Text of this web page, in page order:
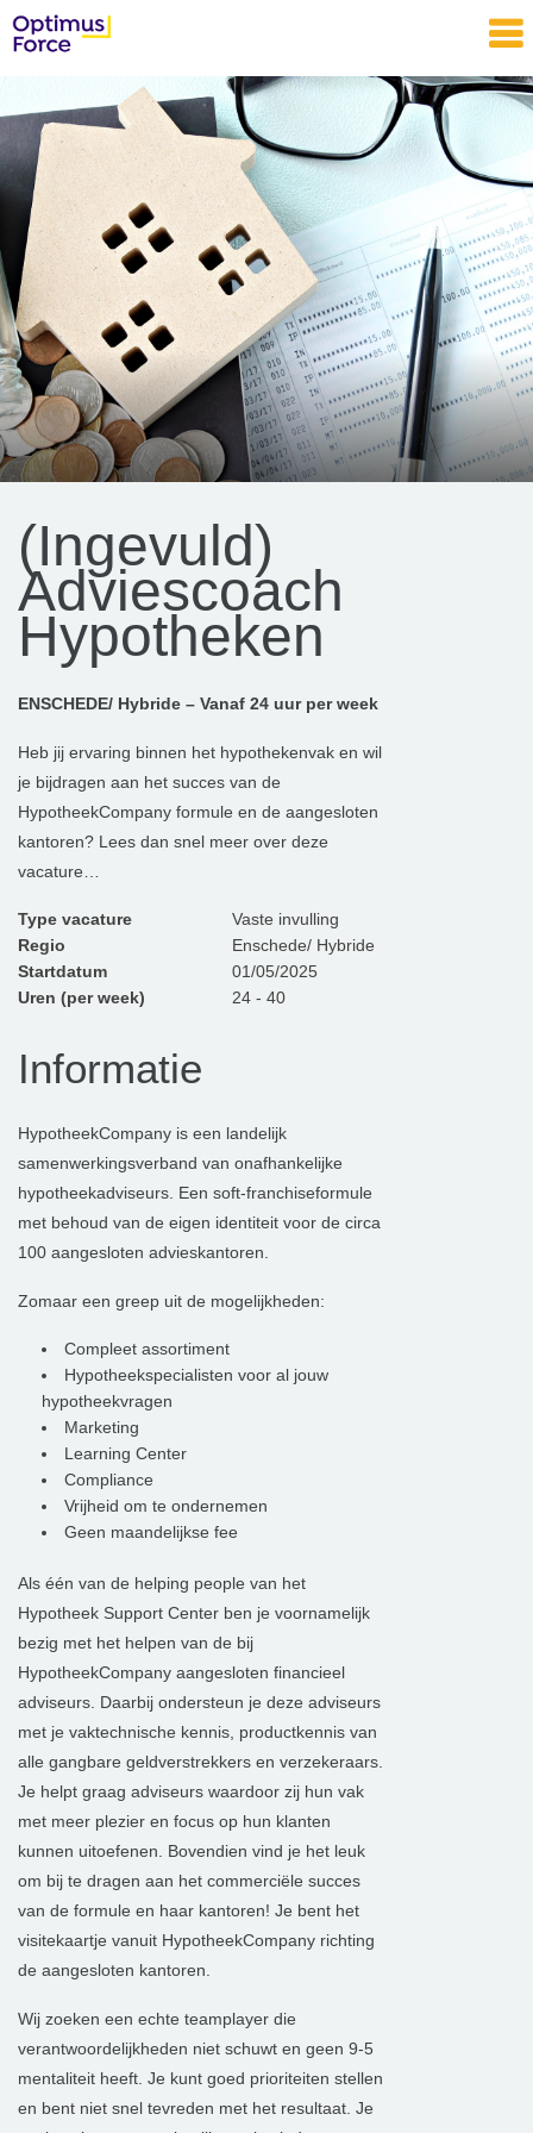
(Ingevuld)
Adviescoach
Hypotheken
ENSCHEDE/ Hybride – Vanaf 24 uur per week
Heb jij ervaring binnen het hypothekenvak en wil
je bijdragen aan het succes van de
HypotheekCompany formule en de aangesloten
kantoren? Lees dan snel meer over deze
vacature…
Type vacature
Vaste invulling
Regio
Enschede/ Hybride
Startdatum
01/05/2025
Uren (per week)
24 - 40
Informatie
HypotheekCompany is een landelijk
samenwerkingsverband van onafhankelijke
hypotheekadviseurs. Een soft-franchiseformule
met behoud van de eigen identiteit voor de circa
100 aangesloten advieskantoren.
Zomaar een greep uit de mogelijkheden:
Compleet assortiment
Hypotheekspecialisten voor al jouw
hypotheekvragen
Marketing
Learning Center
Compliance
Vrijheid om te ondernemen
Geen maandelijkse fee
Als één van de helping people van het
Hypotheek Support Center ben je voornamelijk
bezig met het helpen van de bij
HypotheekCompany aangesloten financieel
adviseurs. Daarbij ondersteun je deze adviseurs
met je vaktechnische kennis, productkennis van
alle gangbare geldverstrekkers en verzekeraars.
Je helpt graag adviseurs waardoor zij hun vak
met meer plezier en focus op hun klanten
kunnen uitoefenen. Bovendien vind je het leuk
om bij te dragen aan het commerciële succes
van de formule en haar kantoren! Je bent het
visitekaartje vanuit HypotheekCompany richting
de aangesloten kantoren.
Wij zoeken een echte teamplayer die
verantwoordelijkheden niet schuwt en geen 9-5
mentaliteit heeft. Je kunt goed prioriteiten stellen
en bent niet snel tevreden met het resultaat. Je